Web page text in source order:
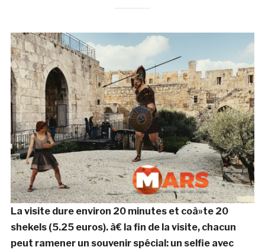
La visite dure environ 20 minutes et coà»te 20
shekels (5.25 euros). à€ la fin de la visite, chacun
peut ramener un souvenir spécial: un selfie avec